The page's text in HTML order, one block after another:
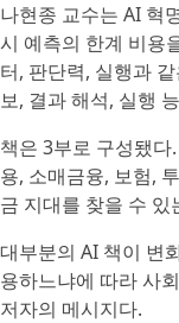
나현종 교수는 AI 혁
시 예측의 한계 비용
터, 판단력, 실행과
보, 결과 해석, 실행
책은 3부로 구성됐
용, 소매금융, 보험,
금 지대를 찾을 수
대부분의 AI 책이 변
용하느냐에 따라 사
저자의 메시지다.